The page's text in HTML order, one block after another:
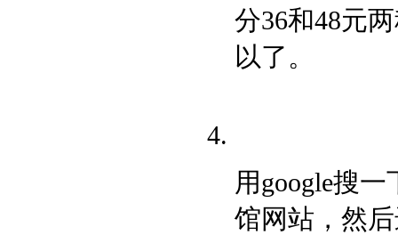
分36和48元
以了。
用google搜
馆网站，然